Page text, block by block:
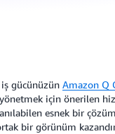
gücünüzün Amazon Q
için önerilen
esnek bir
bir görünüm